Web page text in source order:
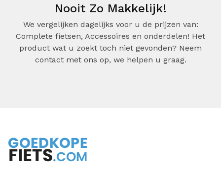
Nooit Zo Makkelijk!
We vergelijken dagelijks voor u de prijzen van:
Complete fietsen, Accessoires en onderdelen! Het
product wat u zoekt toch niet gevonden? Neem
contact met ons op, we helpen u graag.